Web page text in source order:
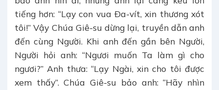
tiếng hơn: “Lạy con vua Ða-vít, xin thương xót
tôi!” Vậy Chúa Giê-su dừng lại, truyền dẫn anh
đến cùng Người. Khi anh đến gần bên Người,
Người hỏi anh: “Ngươi muốn Ta làm gì cho
ngươi?” Anh thưa: “Lạy Ngài, xin cho tôi được
xem thấy”. Chúa Giê-su bảo anh: “Hãy nhìn